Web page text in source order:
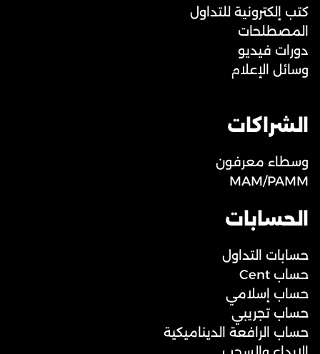
كتب إلكترونية للتداول
المصطلحات
دورات فيديو
وسائل الإعلام
الشراكات
وسطاء معرفون
MAM/PAMM
الحسابات
حسابات التداول
حساب Cent
حساب إسلامي
حساب تجريبي
حساب الرافعة الديناميكية